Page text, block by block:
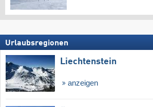
Urlaubsregionen
Liechtenstein
anzeigen